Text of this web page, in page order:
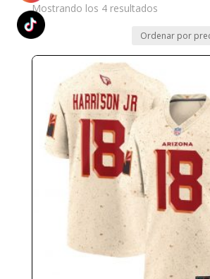
Mostrando los 4 resultadosOrdenado
precio:
alto
bajo